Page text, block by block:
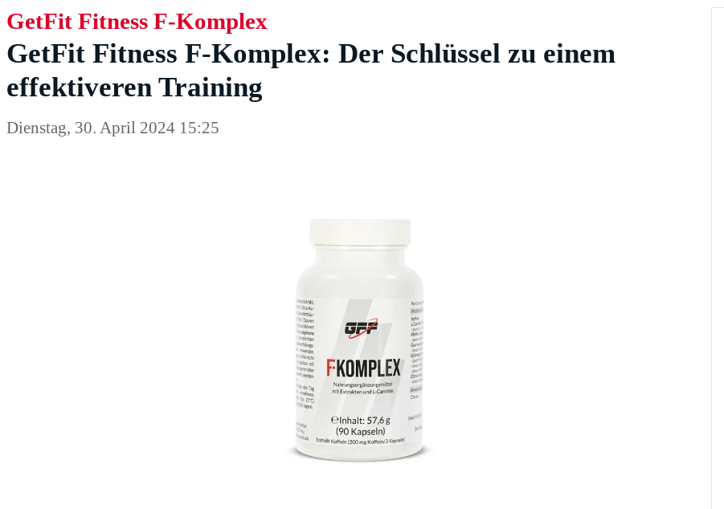
GetFit Fitness F-Komplex
GetFit Fitness F-Komplex: Der Schlüssel zu einem
effektiveren Training
Dienstag, 30. April 2024 15:25